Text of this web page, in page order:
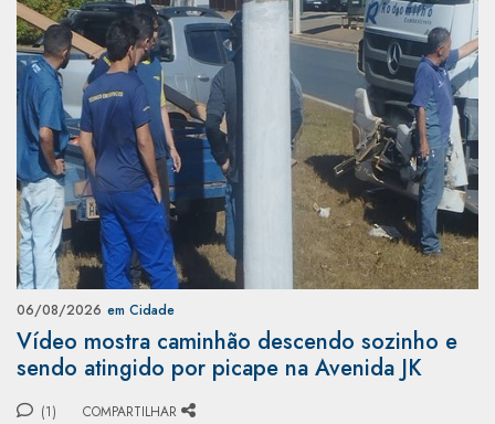
06/08/2026 em Cidade
Vídeo mostra caminhão descendo sozinho e
sendo atingido por picape na Avenida JK
(1) COMPARTILHAR